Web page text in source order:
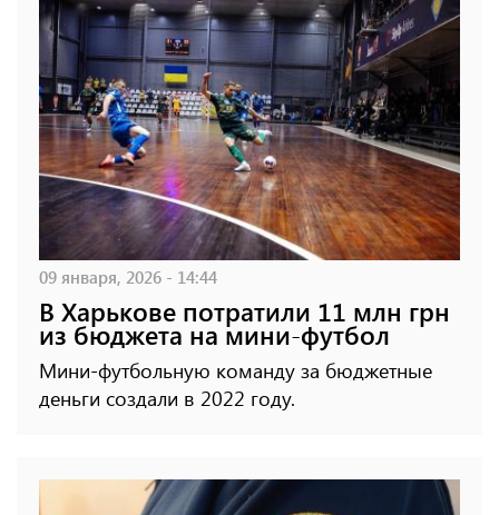
09 января, 2026 - 14:44
В Харькове потратили 11 млн грн
из бюджета на мини-футбол
Мини-футбольную команду за бюджетные
деньги создали в 2022 году.